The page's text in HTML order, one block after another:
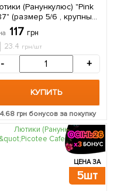
(Ранункулюс) "Pink
(размер 5/6 , крупный)
в упаковке
117 грн
23.4 грн/шт
- +
КУПИТЬ
4.68грн бонусов за покупку
ЦЕНА ЗА
5шт